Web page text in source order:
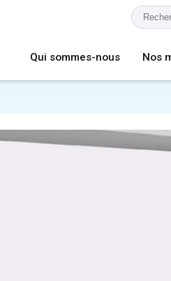
Qui sommes-nous Nos